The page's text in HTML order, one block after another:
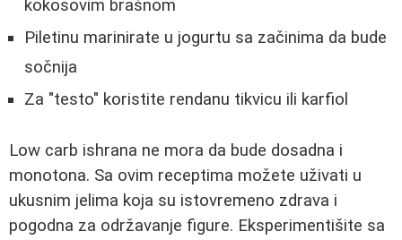
kokosovim brašnom
Piletinu marinirate u jogurtu sa začinima da bude
sočnija
Za "testo" koristite rendanu tikvicu ili karfiol
Low carb ishrana ne mora da bude dosadna i
monotona. Sa ovim receptima možete uživati u
ukusnim jelima koja su istovremeno zdrava i
pogodna za održavanje figure. Eksperimentišite sa